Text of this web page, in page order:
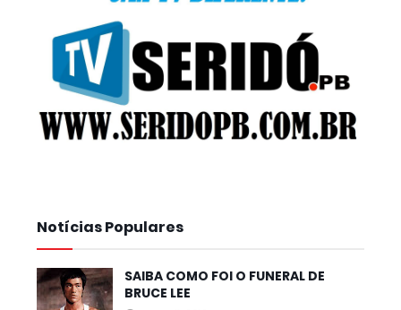
Notícias Populares
SAIBA COMO FOI O FUNERAL DE
BRUCE LEE